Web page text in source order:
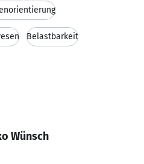
Belastbarkeit
Wünsch